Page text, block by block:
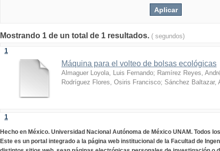
Mostrando 1 de un total de 1 resultados. ( segundos)
1
Máquina para el volteo de bolsas ecológicas
Almaguer Loyola, Luis Fernando; Ramírez Reyes,
Rodríguez Flores, Osiris Francisco; Sánchez Baltazar,
1
Hecho en México. Universidad Nacional Autónoma de México UNAM. Todos
Este es un portal integrado a la página web institucional de la Facultad de